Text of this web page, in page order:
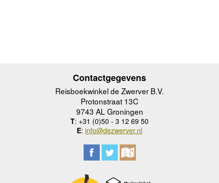
Contactgegevens
Reisboekwinkel de Zwerver B.V.
Protonstraat 13C
9743 AL Groningen
T: +31 (0)50 - 3 12 69 50
E: info@dezwerver.nl